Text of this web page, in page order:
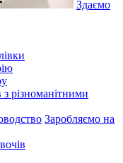
Здаємо
різноманітними
Заробляємо на